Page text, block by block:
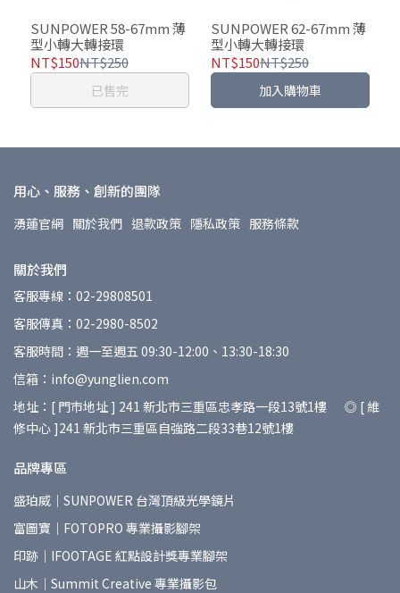
SUNPOWER 58-67mm 薄
型小轉大轉接環
NT$150NT$250
已售完
SUNPOWER 62-67mm 薄
型小轉大轉接環
NT$150NT$250
加入購物車
用心、服務、創新的團隊
湧蓮官網 關於我們 退款政策 隱私政策 服務條款
關於我們
客服專線：02-29808501
客服傳真：02-2980-8502
客服時間：週一至週五 09:30-12:00、13:30-18:30
信箱：info@yunglien.com
地址：[ 門市地址 ] 241 新北市三重區忠孝路一段13號1樓 ◎ [ 維
修中心 ]241 新北市三重區自強路二段33巷12號1樓
品牌專區
盛珀威｜SUNPOWER 台灣頂級光學鏡片
富圖寶｜FOTOPRO 專業攝影腳架
印跡｜IFOOTAGE 紅點設計獎專業腳架
山木｜Summit Creative 專業攝影包